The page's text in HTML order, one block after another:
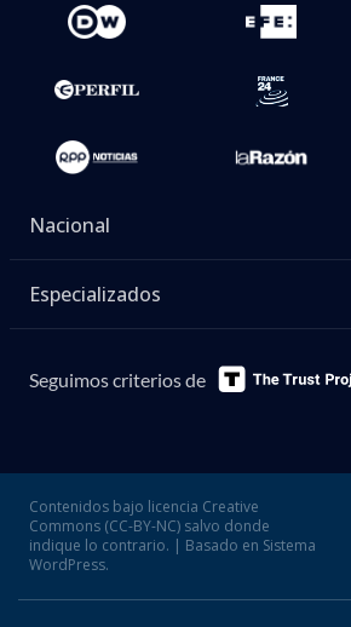
Nacional
Especializados
Seguimos criterios de
Contenidos bajo licencia Creative
Commons (CC-BY-NC) salvo donde
indique lo contrario. | Basado en Sistema
WordPress.